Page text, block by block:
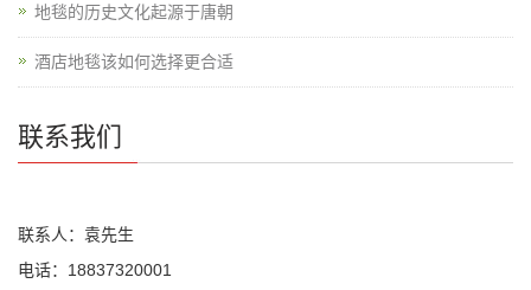
地毯的历史文化起源于唐朝
酒店地毯该如何选择更合适
联系我们
联系人：袁先生
电话：18837320001